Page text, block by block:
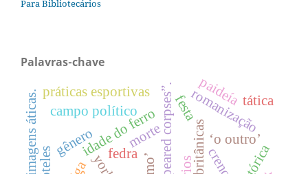
Para Bibliotecários
Palavras-chave
idade do ferro“speared corpses”. ‘o outro’
morte
campo político romanização
práticas esportivas paideía
imagens áticas. tática
gênero retórica
festa
fedra